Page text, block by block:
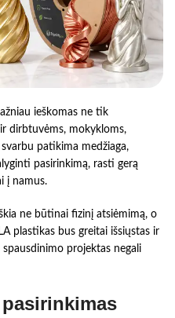
ieškomas ne tik
dirbtuvėms, mokykloms,
patikima medžiaga,
pasirinkimą, rasti gerą
į namus.
ne būtinai fizinį atsiėmimą, o
plastikas bus greitai išsiųstas ir
projektas negali